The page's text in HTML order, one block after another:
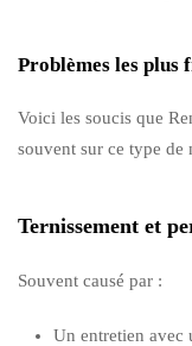
Problèmes les plus
Voici les soucis que
souvent sur ce type de
Ternissement et
Souvent causé par :
Un entretien avec